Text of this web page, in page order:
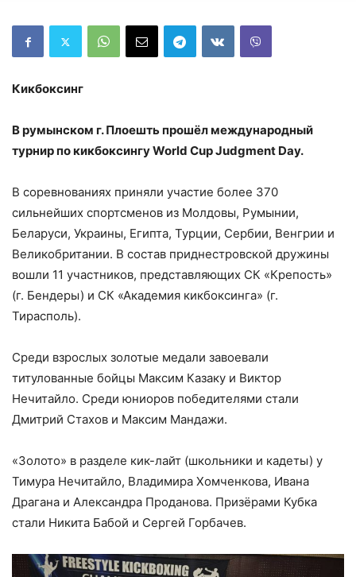
Кикбоксинг
В румынском г. Плоешть прошёл международный
турнир по кикбоксингу World Cup Judgment Day.
В соревнованиях приняли участие более 370
сильнейших спортсменов из Молдовы, Румынии,
Беларуси, Украины, Египта, Турции, Сербии, Венгрии и
Великобритании. В состав приднестровской дружины
вошли 11 участников, представляющих СК «Крепость»
(г. Бендеры) и СК «Академия кикбоксинга» (г.
Тирасполь).
Среди взрослых золотые медали завоевали
титулованные бойцы Максим Казаку и Виктор
Нечитайло. Среди юниоров победителями стали
Дмитрий Стахов и Максим Мандажи.
«Золото» в разделе кик-лайт (школьники и кадеты) у
Тимура Нечитайло, Владимира Хомченкова, Ивана
Драгана и Александра Проданова. Призёрами Кубка
стали Никита Бабой и Сергей Горбачев.